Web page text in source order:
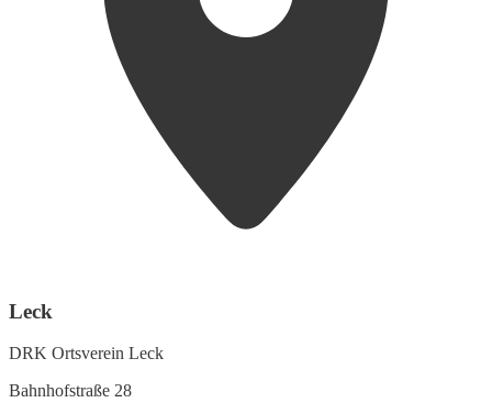
Leck
DRK Ortsverein Leck
Bahnhofstraße 28